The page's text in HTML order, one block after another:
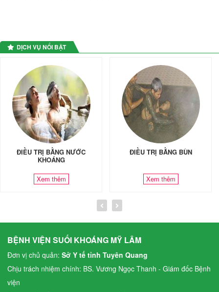
DỊCH VỤ NỔI BẬT
ĐIỀU TRỊ BẰNG NƯỚC
KHOÁNG
Xem thêm
ĐIỀU TRỊ BẰNG BÙN
Xem thêm
BỆNH VIỆN SUỐI KHOÁNG MỸ LÂM
Đơn vị chủ quản: Sở Y tế tỉnh Tuyên Quang
Chịu trách nhiệm chính: BS. Vương Ngọc Thanh - Giám đốc Bệnh
viện